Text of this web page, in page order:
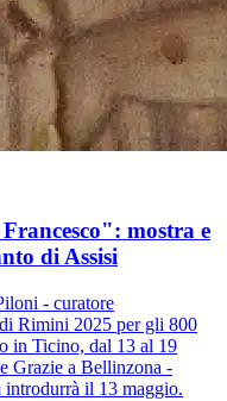
mostra e
di Assisi
- curatore
Rimini 2025 per gli 800
in Ticino, dal 13 al 19
Grazie a Bellinzona -
introdurrà il 13 maggio.